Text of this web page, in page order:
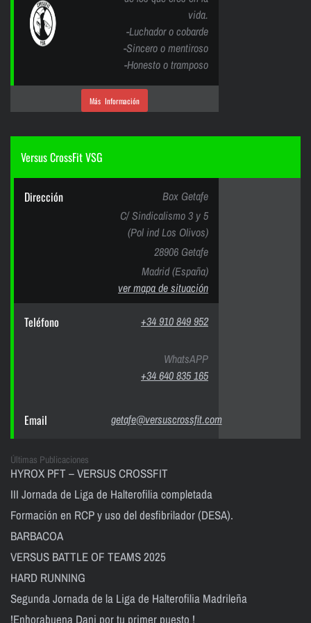
vida.
-Luchador o cobarde
-Sincero o mentiroso
-Honesto o tramposo
Más Información
Versus CrossFit VSG
Dirección
Box Getafe
C/ Sindicalismo 3 y 5
(Pol ind Los Olivos)
28906 Getafe
Madrid (España)
ver mapa de situación
Teléfono +34 910 849 952
WhatsAPP
+34 640 835 165
Email getafe@versuscrossfit.com
Últimas Publicaciones
HYROX PFT – VERSUS CROSSFIT
III Jornada de Liga de Halterofilia completada
Formación en RCP y uso del desfibrilador (DESA).
BARBACOA
VERSUS BATTLE OF TEAMS 2025
HARD RUNNING
Segunda Jornada de la Liga de Halterofilia Madrileña
!Enhorabuena Dani por tu primer puesto !